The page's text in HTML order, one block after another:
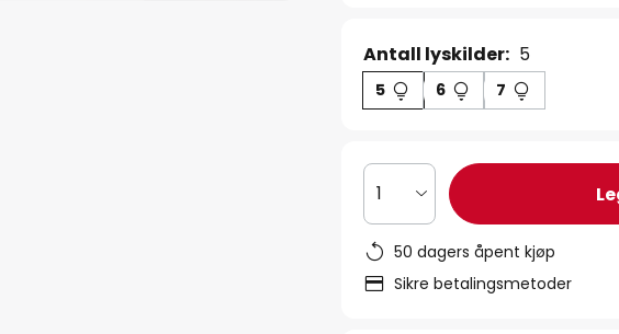
Antall lyskilder: 5
5 6 7
1
50 dagers åpent kjøp
Sikre betalingsmetoder